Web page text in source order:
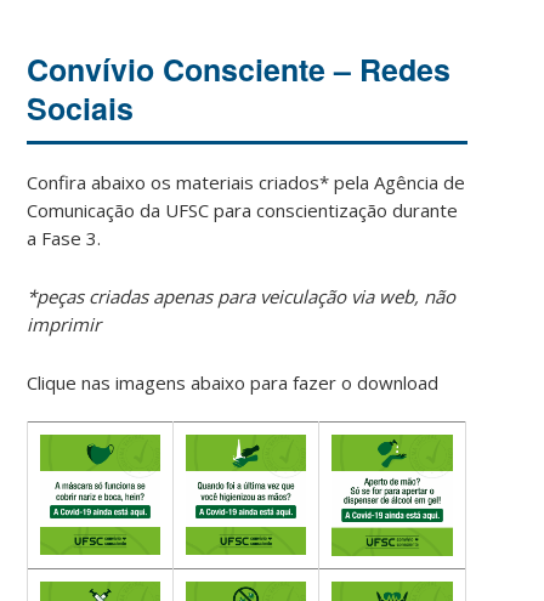
Convívio Consciente – Redes
Sociais
Confira abaixo os materiais criados* pela Agência de
Comunicação da UFSC para conscientização durante
a Fase 3.
*peças criadas apenas para veiculação via web, não
imprimir
Clique nas imagens abaixo para fazer o download